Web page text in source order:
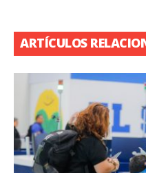
ARTÍCULOS